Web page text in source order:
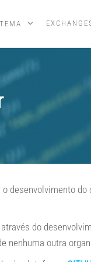
desenvolvimento do
do
nenhuma outra